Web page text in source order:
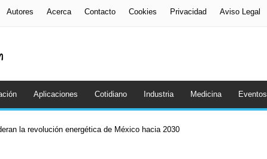
Autores Acerca Contacto Cookies Privacidad Aviso Legal
Aplicaciones Cotidiano Industria Medicina Eventos
la revolución energética de México hacia 2030